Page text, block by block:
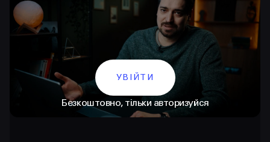
УВІЙТИ
Безкоштовно, тільки авторизуйся